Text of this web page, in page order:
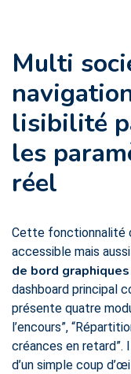
Multi
lisibilité
les
réel
Cette fonctionnalité
accessible mais
de bord graphiques
dashboard principal
présente quatre
l’encours”,
créances en retard”.
d’un simple coup